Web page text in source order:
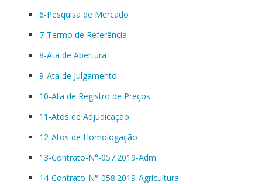
6-Pesquisa de Mercado
7-Termo de Referência
8-Ata de Abertura
9-Ata de Julgamento
10-Ata de Registro de Preços
11-Atos de Adjudicação
12-Atos de Homologação
13-Contrato-N°-057.2019-Adm
14-Contrato-N°-058.2019-Agricultura